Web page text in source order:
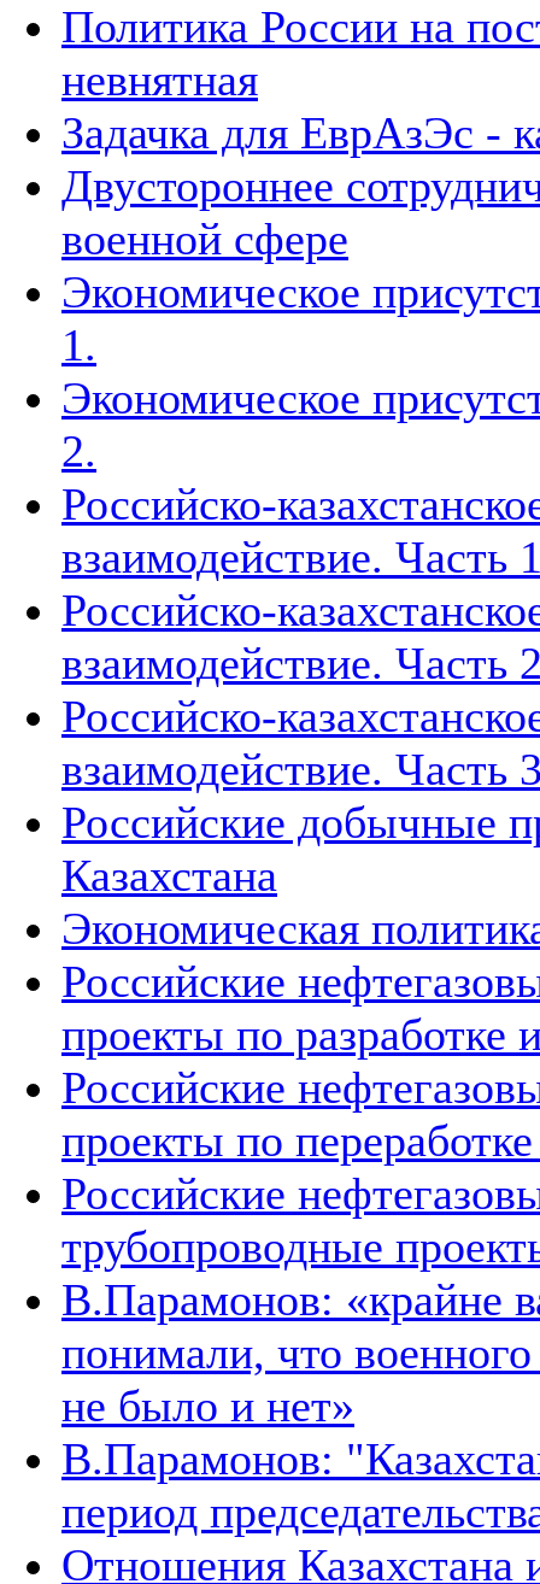
Политика России на
невнятная
Задачка для ЕврАзЭс -
Двустороннее
военной сфере
Экономическое
1.
Экономическое
2.
Российско-
взаимодействие. Часть
Российско-
взаимодействие. Часть
Российско-
взаимодействие. Часть
Российские добычные
Казахстана
Экономическая
Российские
проекты по
Российские
проекты по
Российские
трубопроводные
В.Парамонов: «крайне
понимали, что
не было и нет»
В.Парамонов:
период
Отношения Казахстана